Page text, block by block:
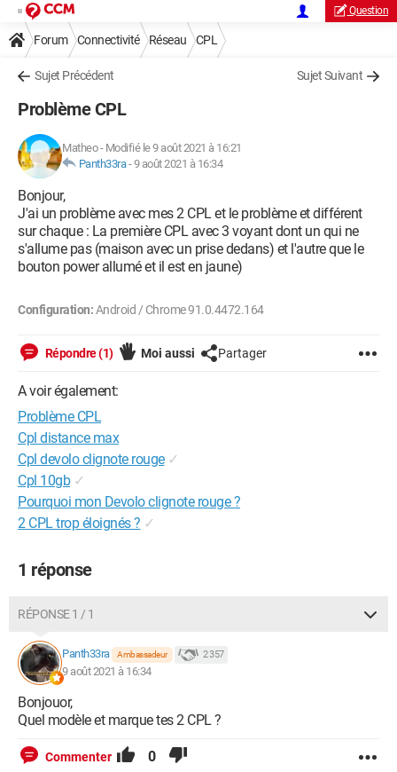
Question
Forum Connectivité Réseau CPL
Sujet Précédent Sujet Suivant
Problème CPL
Matheo- Modifié le 9 août 2021 à 16:21
Panth33ra-9 août 2021 à 16:34
Bonjour,
J'ai un problème avec mes 2 CPL et le problème et différent
sur chaque : La première CPL avec 3 voyant dont un qui ne
s'allume pas (maison avec un prise dedans) et l'autre que le
bouton power allumé et il est en jaune)
Configuration:Android / Chrome 91.0.4472.164
Répondre (1) Moi aussi Partager
A voir également:
Problème CPL
Cpl distance max
Cpl devolo clignote rouge ✓
Cpl 10gb ✓
Pourquoi mon Devolo clignote rouge ?
2 CPL trop éloignés ? ✓
1 réponse
RÉPONSE 1 / 1
Panth33ra Ambassadeur 2 357
9 août 2021 à 16:34
Bonjouor,
Quel modèle et marque tes 2 CPL ?
Commenter 0